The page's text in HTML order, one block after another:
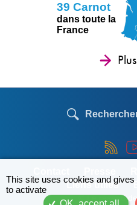
39 Carnot
dans toute la
France
Liens utiles
© Le réseau
This site uses cookies and
to activate